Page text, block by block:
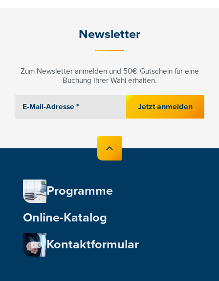
Newsletter
Zum Newsletter anmelden und 50€-Gutschein für eine
Buchung Ihrer Wahl erhalten.
Jetzt anmelden
Programme
Online-Katalog
Kontaktformular